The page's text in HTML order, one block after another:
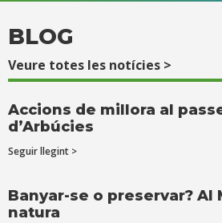
BLOG
Veure totes les notícies >
Accions de millora al
d’Arbúcies
Seguir llegint >
Banyar-se o preservar? Al
natura